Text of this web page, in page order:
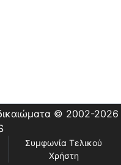
© 2002-2026
Συμφωνία Τελικού
Χρήστη